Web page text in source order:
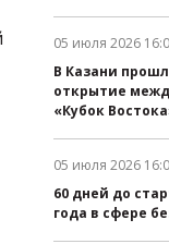
05 июля 2026
В Казани
открытие
«Кубок
Дата
05 июля 2026
60 дней до
года в сфере